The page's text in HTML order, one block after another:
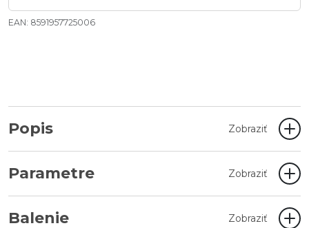
EAN: 8591957725006
Popis Zobraziť
Parametre Zobraziť
Balenie Zobraziť